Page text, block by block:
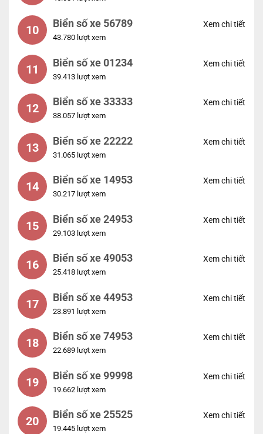
10 Biển số xe 56789
43.780 lượt xem
Xem chi tiết
11 Biển số xe 01234
39.413 lượt xem
Xem chi tiết
12 Biển số xe 33333
38.057 lượt xem
Xem chi tiết
13 Biển số xe 22222
31.065 lượt xem
Xem chi tiết
14 Biển số xe 14953
30.217 lượt xem
Xem chi tiết
15 Biển số xe 24953
29.103 lượt xem
Xem chi tiết
16 Biển số xe 49053
25.418 lượt xem
Xem chi tiết
17 Biển số xe 44953
23.891 lượt xem
Xem chi tiết
18 Biển số xe 74953
22.689 lượt xem
Xem chi tiết
19 Biển số xe 99998
19.662 lượt xem
Xem chi tiết
20 Biển số xe 25525
19.445 lượt xem
Xem chi tiết